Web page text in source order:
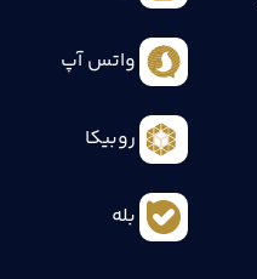
واتس آپ
روبیکا
بله